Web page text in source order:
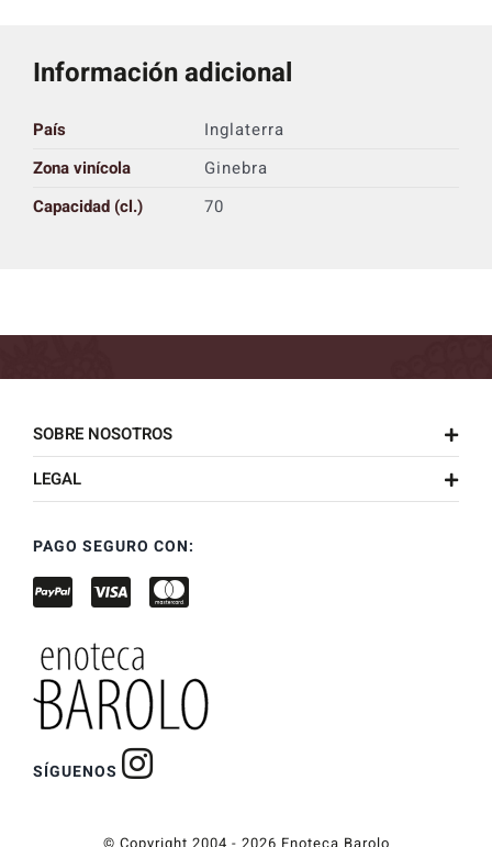
Información adicional
País
Inglaterra
Zona vinícola
Ginebra
Capacidad (cl.)
70
SOBRE NOSOTROS
LEGAL
PAGO SEGURO CON:
SÍGUENOS